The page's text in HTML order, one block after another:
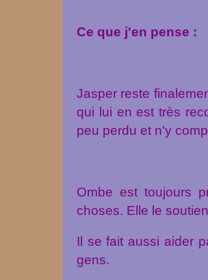
Ce que j'en pense :
Jasper reste
qui lui en est très
peu perdu et n'y
Ombe est toujours
choses. Elle le
Il se fait aussi aider
gens.